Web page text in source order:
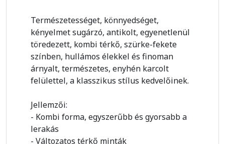
Természetességet, könnyedséget,
kényelmet sugárzó, antikolt, egyenetlenül
töredezett, kombi térkő, szürke-fekete
színben, hullámos élekkel és finoman
árnyalt, természetes, enyhén karcolt
felülettel, a klasszikus stílus kedvelőinek.
Jellemzői:
- Kombi forma, egyszerűbb és gyorsabb a
lerakás
- Változatos térkő minták